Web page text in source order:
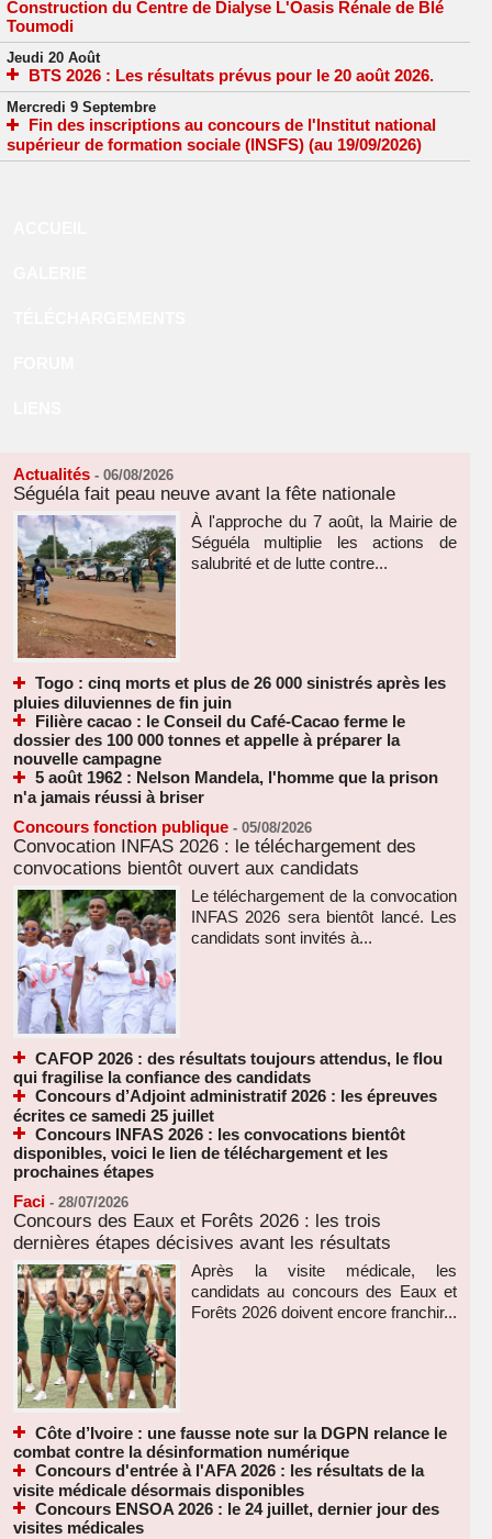
Construction du Centre de Dialyse L'Oasis Rénale de Blé
Toumodi
Jeudi 20 Août
BTS 2026 : Les résultats prévus pour le 20 août 2026.
Mercredi 9 Septembre
Fin des inscriptions au concours de l'Institut national
supérieur de formation sociale (INSFS) (au 19/09/2026)
Actualités - 06/08/2026
Séguéla fait peau neuve avant la fête nationale
À l'approche du 7 août, la Mairie de
Séguéla multiplie les actions de
salubrité et de lutte contre...
Togo : cinq morts et plus de 26 000 sinistrés après les
pluies diluviennes de fin juin
Filière cacao : le Conseil du Café-Cacao ferme le
dossier des 100 000 tonnes et appelle à préparer la
nouvelle campagne
5 août 1962 : Nelson Mandela, l'homme que la prison
n'a jamais réussi à briser
Concours fonction publique - 05/08/2026
Convocation INFAS 2026 : le téléchargement des
convocations bientôt ouvert aux candidats
Le téléchargement de la convocation
INFAS 2026 sera bientôt lancé. Les
candidats sont invités à...
CAFOP 2026 : des résultats toujours attendus, le flou
qui fragilise la confiance des candidats
Concours d’Adjoint administratif 2026 : les épreuves
écrites ce samedi 25 juillet
Concours INFAS 2026 : les convocations bientôt
disponibles, voici le lien de téléchargement et les
prochaines étapes
Faci - 28/07/2026
Concours des Eaux et Forêts 2026 : les trois
dernières étapes décisives avant les résultats
Après la visite médicale, les
candidats au concours des Eaux et
Forêts 2026 doivent encore franchir...
Côte d’Ivoire : une fausse note sur la DGPN relance le
combat contre la désinformation numérique
Concours d'entrée à l'AFA 2026 : les résultats de la
visite médicale désormais disponibles
Concours ENSOA 2026 : le 24 juillet, dernier jour des
visites médicales